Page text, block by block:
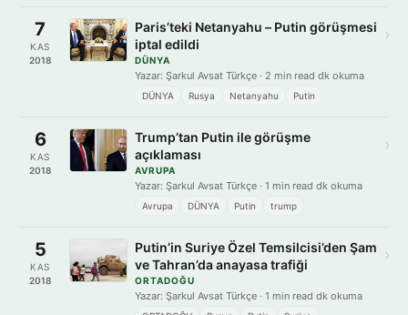
7
KAS
2018
Paris’teki Netanyahu – Putin görüşmesi
iptal edildi
DÜNYA
Yazar: Şarkul Avsat Türkçe · 2 min read dk okuma
DÜNYA Rusya Netanyahu Putin
›
6
KAS
2018
Trump’tan Putin ile görüşme
açıklaması
AVRUPA
Yazar: Şarkul Avsat Türkçe · 1 min read dk okuma
Avrupa DÜNYA Putin trump
›
5
KAS
2018
Putin’in Suriye Özel Temsilcisi’den Şam
ve Tahran’da anayasa trafiği
ORTADOĞU
Yazar: Şarkul Avsat Türkçe · 1 min read dk okuma
›